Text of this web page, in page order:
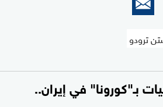
ترودو
بـ"كورونا" في إيران..